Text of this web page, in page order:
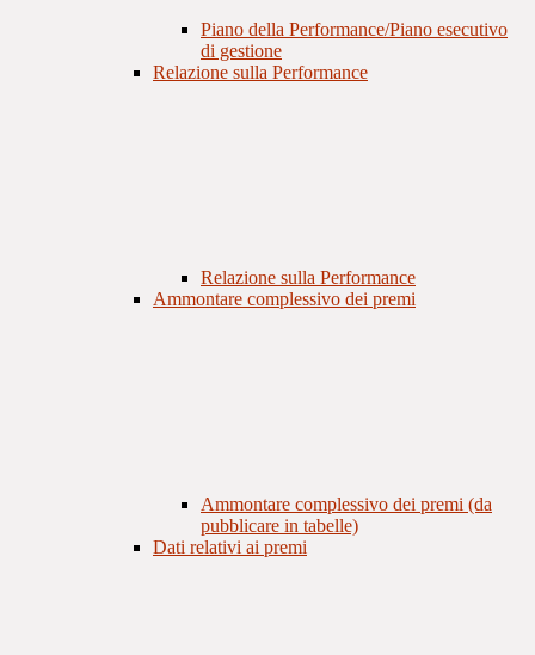
Piano della Performance/Piano esecutivo
di gestione
Relazione sulla Performance
Relazione sulla Performance
Ammontare complessivo dei premi
Ammontare complessivo dei premi (da
pubblicare in tabelle)
Dati relativi ai premi